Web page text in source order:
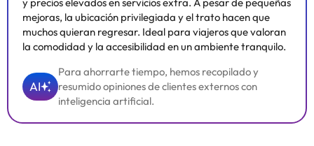
mejoras, la ubicación privilegiada y el trato hacen que
muchos quieran regresar. Ideal para viajeros que valoran
la comodidad y la accesibilidad en un ambiente tranquilo.
AI
Para ahorrarte tiempo, hemos recopilado y
resumido opiniones de clientes externos con
inteligencia artificial.